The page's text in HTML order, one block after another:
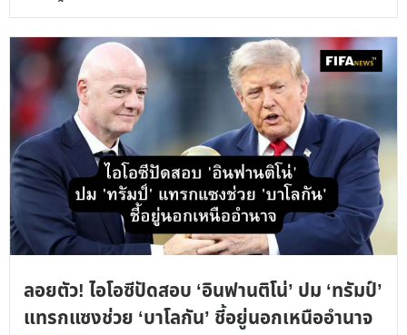
ลอยตัว! ไอโอซีปัดสอบ ‘อินฟานติโน่’ ปม ‘ทรัมป์’
แทรกแซงช่วย ‘บาโลกัน’ ชี้อยู่นอกเหนืออำนาจ